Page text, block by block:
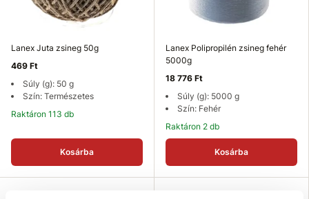
Lanex Juta zsineg 50g
469 Ft
Súly (g): 50 g
Szín: Természetes
Raktáron 113 db
Kosárba
Lanex Polipropilén zsineg fehér
5000g
18 776 Ft
Súly (g): 5000 g
Szín: Fehér
Raktáron 2 db
Kosárba